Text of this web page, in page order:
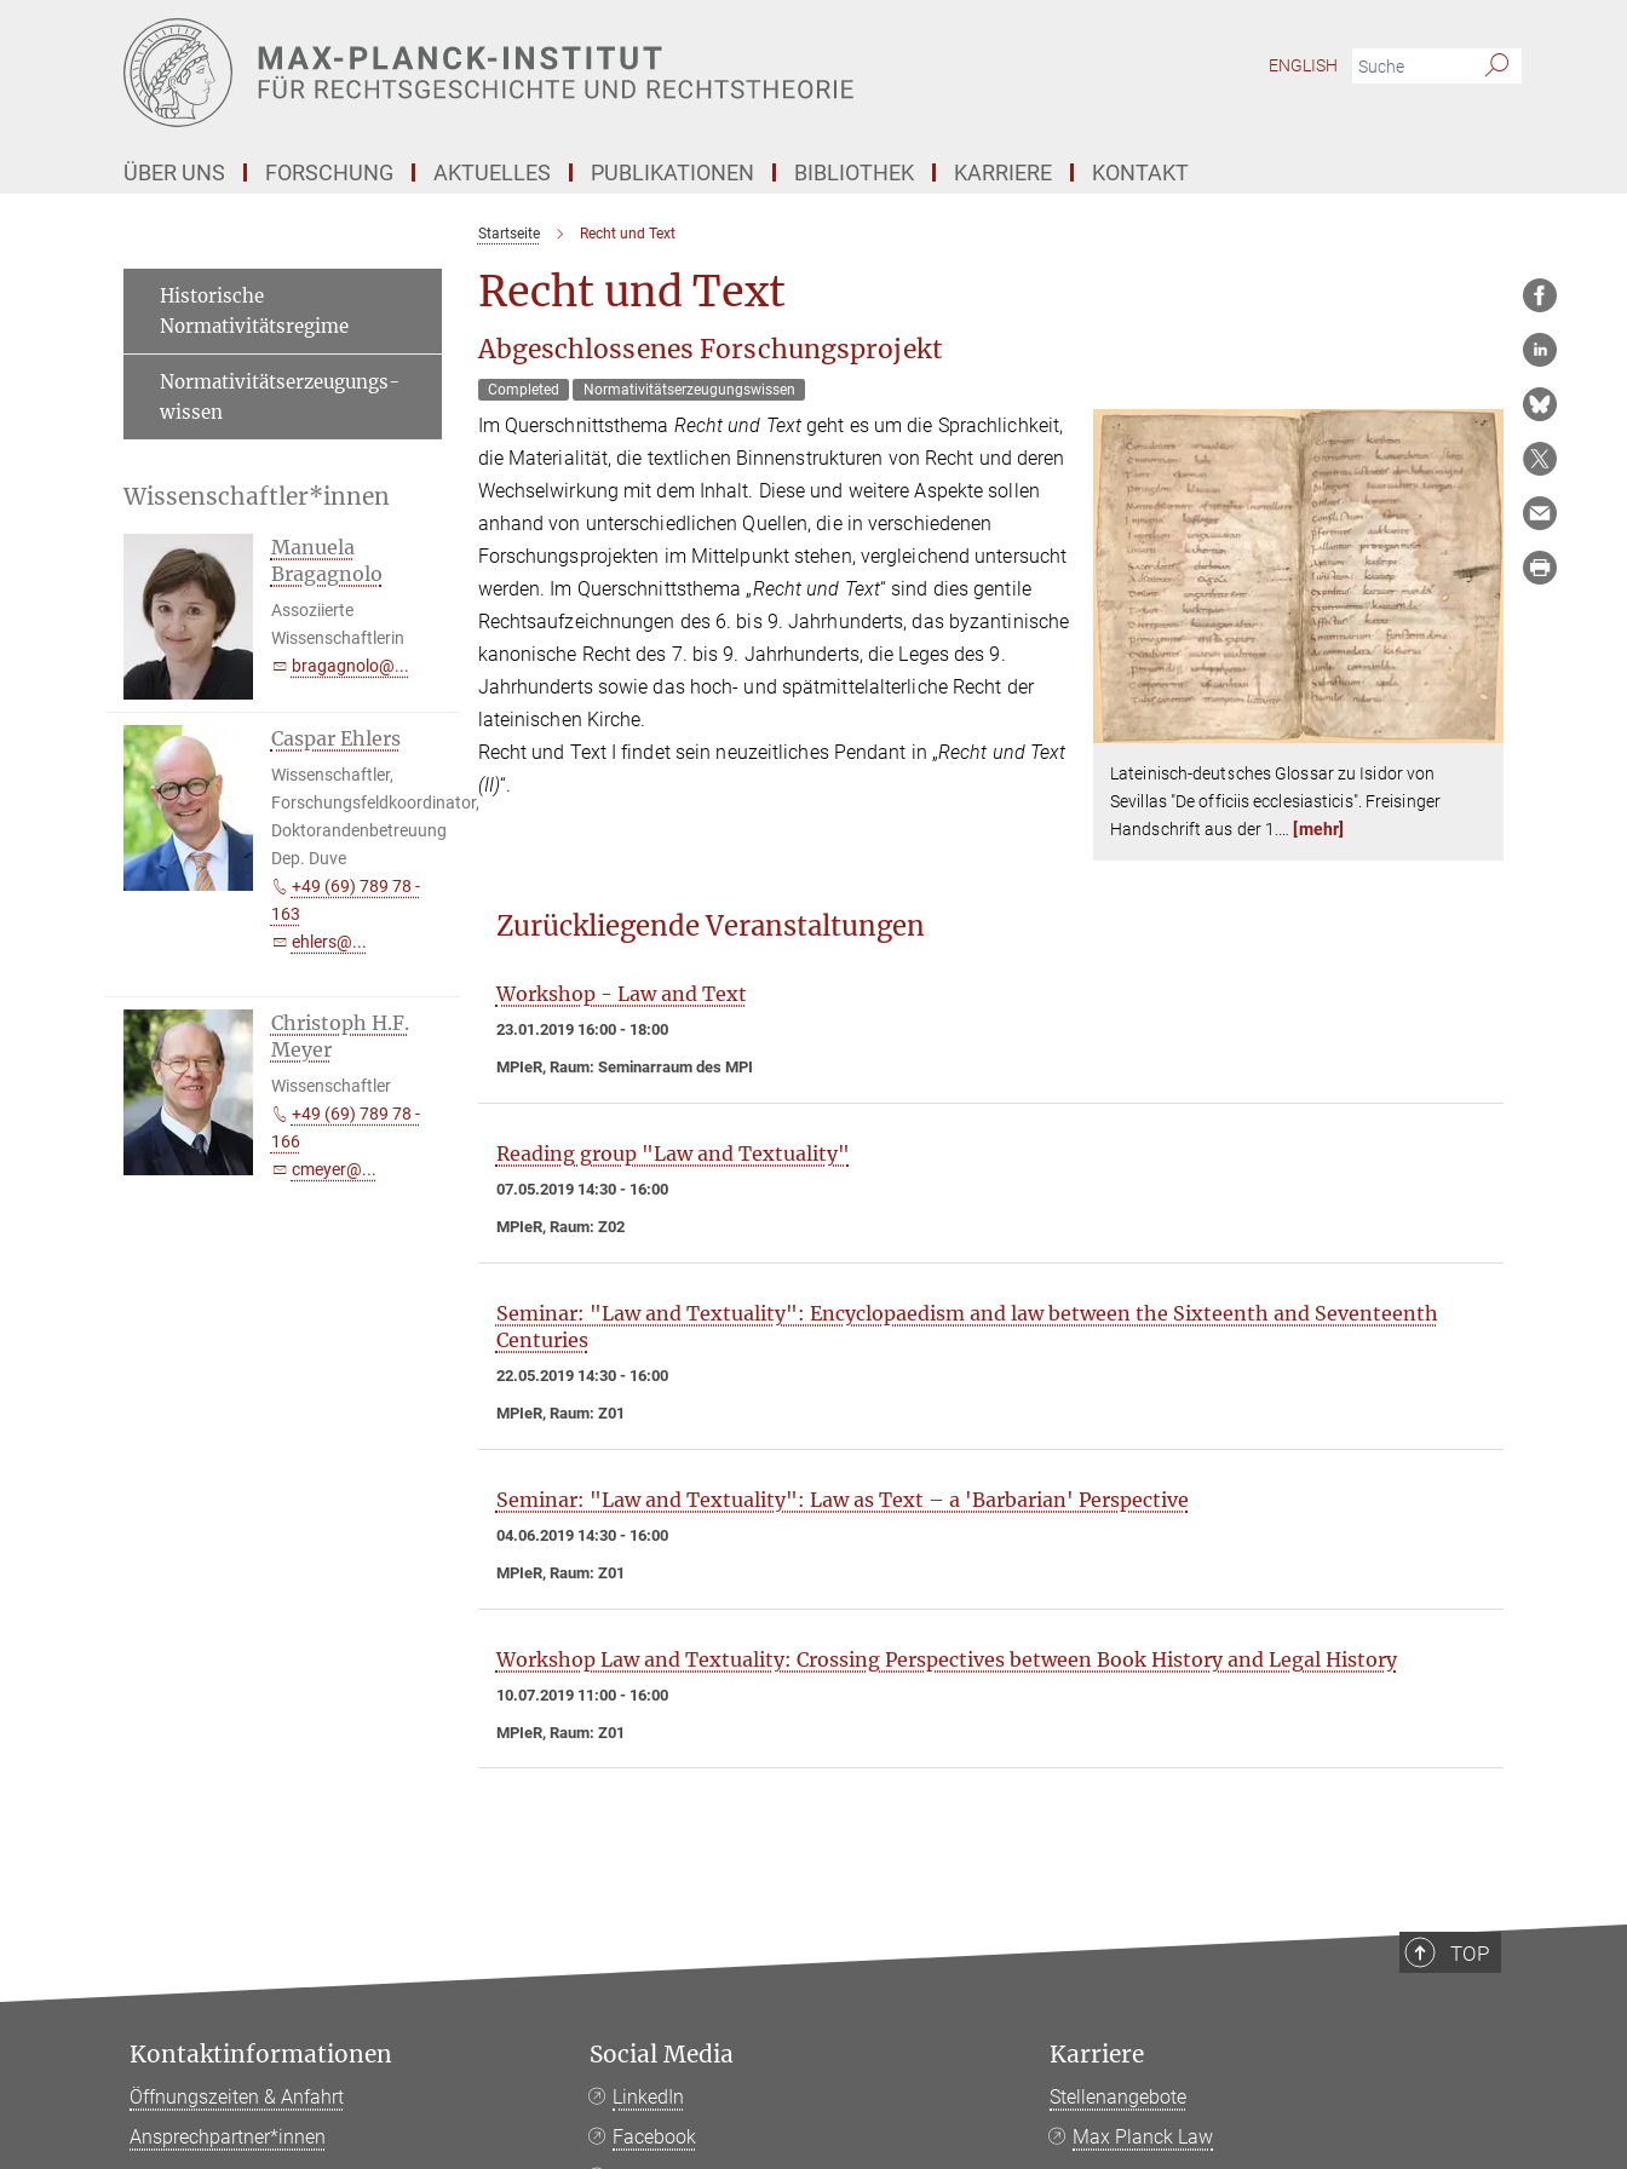
ENGLISH
ÜBER UNS FORSCHUNG AKTUELLES PUBLIKATIONEN BIBLIOTHEK KARRIERE KONTAKT
Startseite Recht und Text
Recht und Text
Abgeschlossenes Forschungsprojekt
Completed Normativitätserzeugungswissen
Lateinisch-deutsches Glossar zu Isidor von
Sevillas "De officiis ecclesiasticis". Freisinger
Handschrift aus der 1.
[mehr]
Im Querschnittsthema Recht und Text geht es um die Sprachlichkeit,
die Materialität, die textlichen Binnenstrukturen von Recht und deren
Wechselwirkung mit dem Inhalt. Diese und weitere Aspekte sollen
anhand von unterschiedlichen Quellen, die in verschiedenen
Forschungsprojekten im Mittelpunkt stehen, vergleichend untersucht
werden. Im Querschnittsthema „Recht und Text“ sind dies gentile
Rechtsaufzeichnungen des 6. bis 9. Jahrhunderts, das byzantinische
kanonische Recht des 7. bis 9. Jahrhunderts, die Leges des 9.
Jahrhunderts sowie das hoch- und spätmittelalterliche Recht der
lateinischen Kirche.
Recht und Text I findet sein neuzeitliches Pendant in „Recht und Text
(II)“.
Zurückliegende Veranstaltungen
Workshop - Law and Text
23.01.2019 16:00 - 18:00
MPIeR, Raum: Seminarraum des MPI
Reading group "Law and Textuality"
07.05.2019 14:30 - 16:00
MPIeR, Raum: Z02
Seminar: "Law and Textuality": Encyclopaedism and law between the Sixteenth and Seventeenth
Centuries
22.05.2019 14:30 - 16:00
MPIeR, Raum: Z01
Seminar: "Law and Textuality": Law as Text – a 'Barbarian' Perspective
04.06.2019 14:30 - 16:00
MPIeR, Raum: Z01
Workshop Law and Textuality: Crossing Perspectives between Book History and Legal History
10.07.2019 11:00 - 16:00
MPIeR, Raum: Z01
Historische
Normativitätsregime
Normativitätserzeugungs-
wissen
Wissenschaftler*innen
Manuela
Bragagnolo
Assoziierte
Wissenschaftlerin
bragagnolo@...
Caspar Ehlers
Wissenschaftler,
Forschungsfeldkoordinator,
Doktorandenbetreuung
Dep. Duve
+49 (69) 789 78 -
163
ehlers@...
Christoph H.F.
Meyer
Wissenschaftler
+49 (69) 789 78 -
166
cmeyer@...
TOP
Kontaktinformationen
Öffnungszeiten & Anfahrt
Ansprechpartner*innen
Social Media
LinkedIn
Facebook
Karriere
Stellenangebote
Max Planck Law